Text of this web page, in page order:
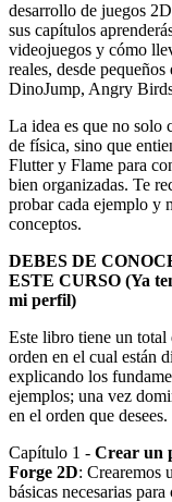
desarrollo de juegos
sus capítulos
videojuegos y cómo
reales, desde
DinoJump, Angry
La idea es que no solo
de física, sino que
Flutter y Flame para
bien organizadas. Te
probar cada ejemplo y
conceptos.
DEBES DE
ESTE CURSO (Ya
mi perfil)
Este libro tiene un total
orden en el cual están
explicando los
ejemplos; una vez
en el orden que desees.
Capítulo 1 - Crear un
Forge 2D: Crearemos
básicas necesarias